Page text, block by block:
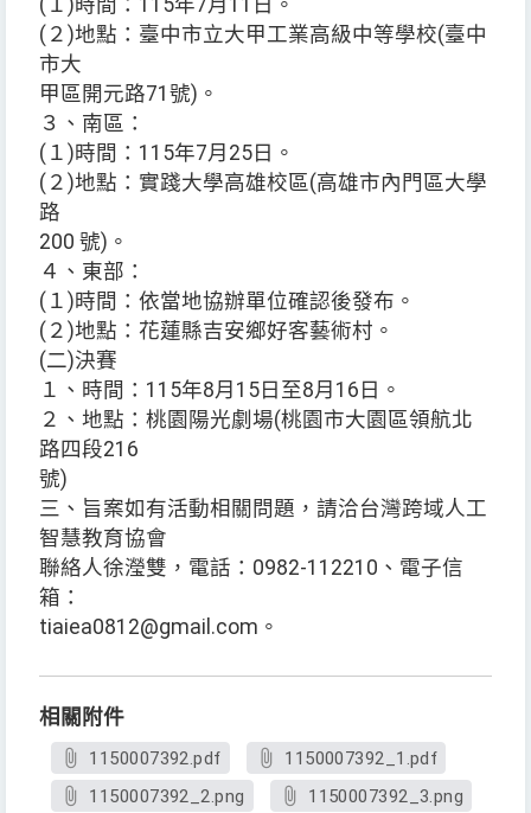
(１)時間：115年7月11日。
(２)地點：臺中市立大甲工業高級中等學校(臺中
市大
甲區開元路71號)。
３、南區：
(１)時間：115年7月25日。
(２)地點：實踐大學高雄校區(高雄市內門區大學
路
200 號)。
４、東部：
(１)時間：依當地協辦單位確認後發布。
(２)地點：花蓮縣吉安鄉好客藝術村。
(二)決賽
１、時間：115年8月15日至8月16日。
２、地點：桃園陽光劇場(桃園市大園區領航北
路四段216
號)
三、旨案如有活動相關問題，請洽台灣跨域人工
智慧教育協會
聯絡人徐瀅雙，電話：0982-112210、電子信
箱：
tiaiea0812@gmail.com。
相關附件
1150007392.pdf
1150007392_1.pdf
1150007392_2.png
1150007392_3.png